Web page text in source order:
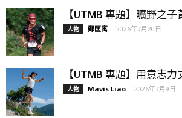
【UTMB 專題】曠野之子
人物 鄭匡寓 - 2026年7月20日
【UTMB 專題】用意志力
人物 Mavis Liao - 2026年7月9日